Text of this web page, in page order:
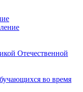
Отечественной
во время